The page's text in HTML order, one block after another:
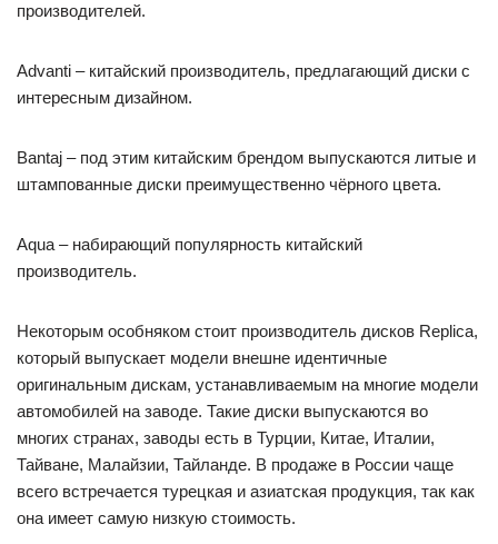
производителей.
Advanti – китайский производитель, предлагающий диски с
интересным дизайном.
Bantaj – под этим китайским брендом выпускаются литые и
штампованные диски преимущественно чёрного цвета.
Aqua – набирающий популярность китайский
производитель.
Некоторым особняком стоит производитель дисков Replica,
который выпускает модели внешне идентичные
оригинальным дискам, устанавливаемым на многие модели
автомобилей на заводе. Такие диски выпускаются во
многих странах, заводы есть в Турции, Китае, Италии,
Тайване, Малайзии, Тайланде. В продаже в России чаще
всего встречается турецкая и азиатская продукция, так как
она имеет самую низкую стоимость.